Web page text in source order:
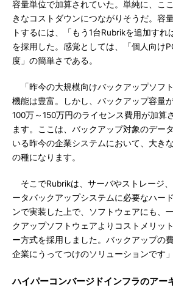
容量単位で加算されていた。単純に、こ
きなコストダウンにつながりそうだ。容
トするには、「もう1台Rubrikを追加す
を採用した。感覚としては、「個人向け
度」の簡単さである。
「昨今の大規模向けバックアップソフ
機能は豊富。しかし、バックアップ容量
100万～150万円のライセンス費用が加算
ます。ここは、バックアップ対象のデー
いる昨今の企業システムにおいて、大き
の種になります。
そこでRubrikは、サーバやストレージ
ータバックアップシステムに必要なハー
ンで実装した上で、ソフトウェアにも、
クアップソフトウェアよりコストメリッ
ー方式を採用しました。バックアップの
企業にうってつけのソリューションです」
ハイパーコンバージドインフラのアー